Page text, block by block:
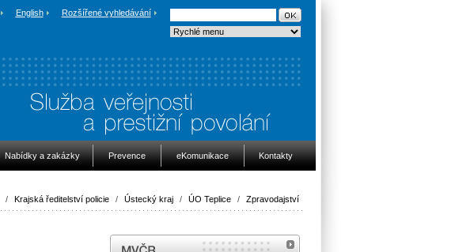
English Rozšířené vyhledávání
Nabídky a zakázky Prevence eKomunikace Kontakty
/ Krajská ředitelství policie / Ústecký kraj / ÚO Teplice / Zpravodajství
MVČR